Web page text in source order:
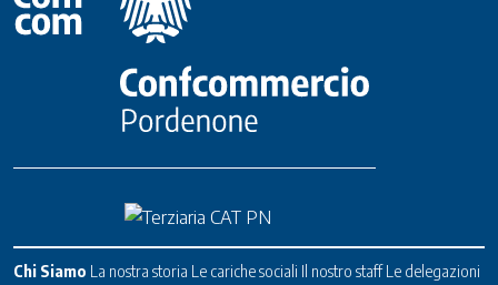
Chi Siamo La nostra storia Le cariche sociali Il nostro staff Le delegazioni